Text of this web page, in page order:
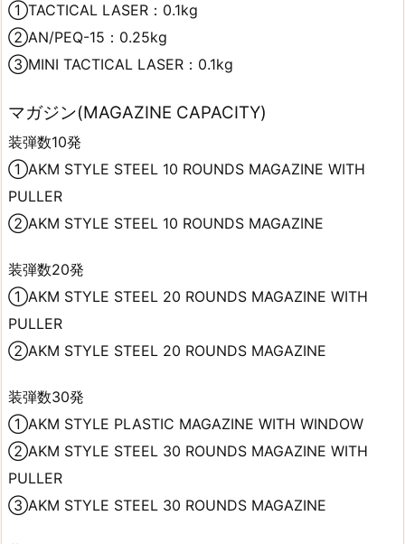
①TACTICAL LASER：0.1kg
②AN/PEQ-15：0.25kg
③MINI TACTICAL LASER：0.1kg
マガジン(MAGAZINE CAPACITY)
装弾数10発
①AKM STYLE STEEL 10 ROUNDS MAGAZINE WITH
PULLER
②AKM STYLE STEEL 10 ROUNDS MAGAZINE
装弾数20発
①AKM STYLE STEEL 20 ROUNDS MAGAZINE WITH
PULLER
②AKM STYLE STEEL 20 ROUNDS MAGAZINE
装弾数30発
①AKM STYLE PLASTIC MAGAZINE WITH WINDOW
②AKM STYLE STEEL 30 ROUNDS MAGAZINE WITH
PULLER
③AKM STYLE STEEL 30 ROUNDS MAGAZINE